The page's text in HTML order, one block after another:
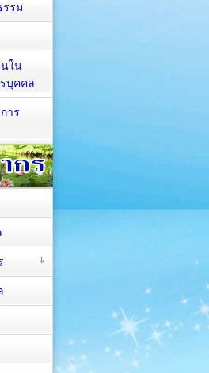
รม
นใน
บุคคล
าร